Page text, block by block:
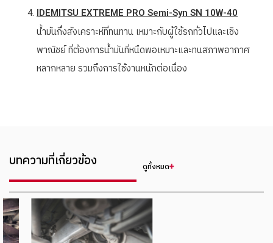
IDEMITSU EXTREME PRO Semi-Syn SN 10W-40
น้ำมันกึ่งสังเคราะห์ที่ทนทาน เหมาะกับผู้ใช้รถทั่วไปและเชิง
พาณิชย์ ที่ต้องการน้ำมันที่หนืดพอเหมาะและทนสภาพอากาศ
หลากหลาย รวมถึงการใช้งานหนักต่อเนื่อง
บทความที่เกี่ยวข้อง ดูทั้งหมด